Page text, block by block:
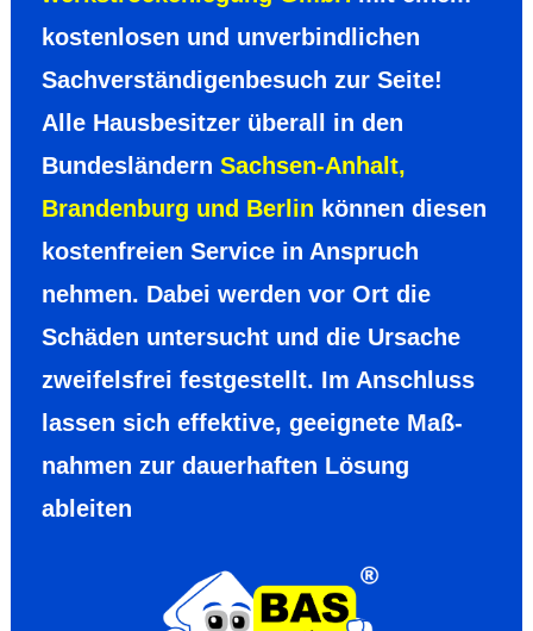
kosten­losen und unver­bind­lichen
Sachver­ständigen­besuch zur Seite!
Alle Hausbe­sitzer überall in den
Bundes­ländern Sachsen-Anhalt,
Branden­burg und Berlin können diesen
kosten­freien Service in Anspruch
nehmen. Dabei werden vor Ort die
Schäden unter­sucht und die Ursache
zwei­fels­frei fest­ge­stellt. Im Anschluss
lassen sich effek­tive, geeig­nete Maß­
nah­men zur dauer­haften Lösung
ableiten